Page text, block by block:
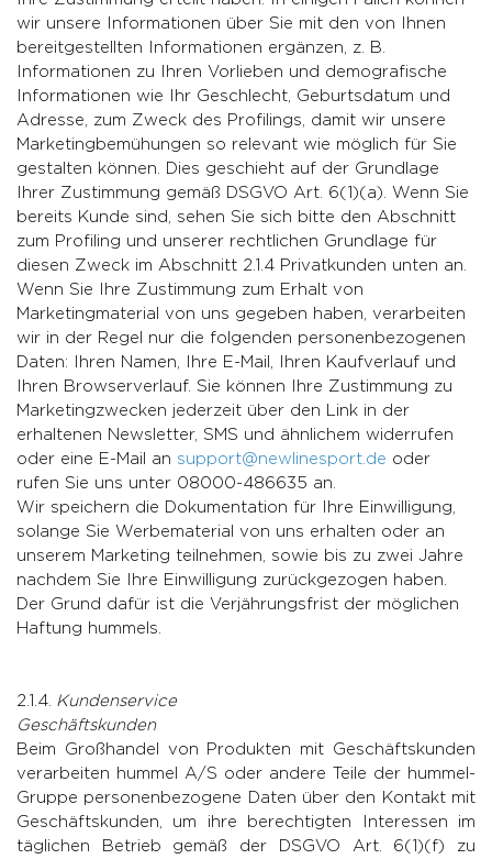
wir unsere Informationen über Sie mit den von Ihnen
bereitgestellten Informationen ergänzen, z. B.
Informationen zu Ihren Vorlieben und demografische
Informationen wie Ihr Geschlecht, Geburtsdatum und
Adresse, zum Zweck des Profilings, damit wir unsere
Marketingbemühungen so relevant wie möglich für Sie
gestalten können. Dies geschieht auf der Grundlage
Ihrer Zustimmung gemäß DSGVO Art. 6(1)(a). Wenn Sie
bereits Kunde sind, sehen Sie sich bitte den Abschnitt
zum Profiling und unserer rechtlichen Grundlage für
diesen Zweck im Abschnitt 2.1.4 Privatkunden unten an.
Wenn Sie Ihre Zustimmung zum Erhalt von
Marketingmaterial von uns gegeben haben, verarbeiten
wir in der Regel nur die folgenden personenbezogenen
Daten: Ihren Namen, Ihre E-Mail, Ihren Kaufverlauf und
Ihren Browserverlauf. Sie können Ihre Zustimmung zu
Marketingzwecken jederzeit über den Link in der
erhaltenen Newsletter, SMS und ähnlichem widerrufen
oder eine E-Mail an support@newlinesport.de oder
rufen Sie uns unter 08000-486635 an.
Wir speichern die Dokumentation für Ihre Einwilligung,
solange Sie Werbematerial von uns erhalten oder an
unserem Marketing teilnehmen, sowie bis zu zwei Jahre
nachdem Sie Ihre Einwilligung zurückgezogen haben.
Der Grund dafür ist die Verjährungsfrist der möglichen
Haftung hummels.
2.1.4. Kundenservice
Geschäftskunden
Beim Großhandel von Produkten mit Geschäftskunden
verarbeiten hummel A/S oder andere Teile der hummel-
Gruppe personenbezogene Daten über den Kontakt mit
Geschäftskunden, um ihre berechtigten Interessen im
täglichen Betrieb gemäß der DSGVO Art. 6(1)(f) zu